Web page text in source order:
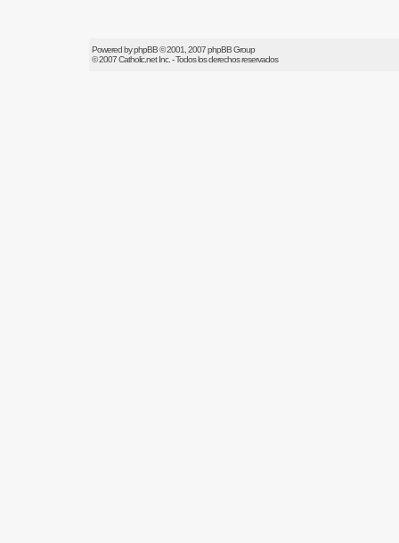
Powered byphpBB© 2001, 2007 phpBB Group
© 2007Catholic.netInc. - Todos los derechos reservados